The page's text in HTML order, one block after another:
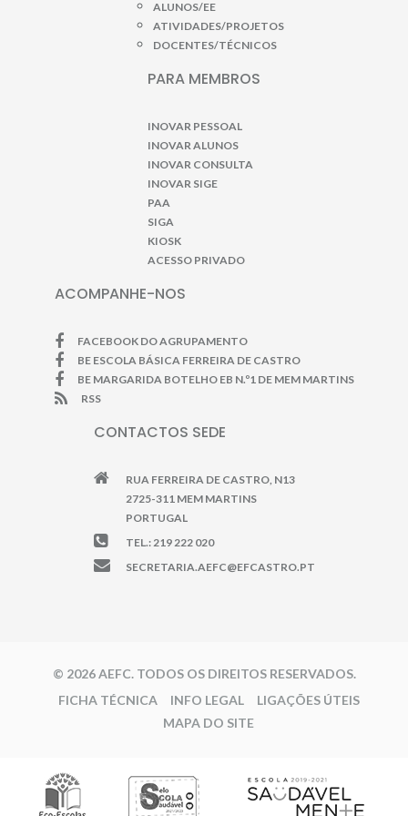
ALUNOS/EE
ATIVIDADES/PROJETOS
DOCENTES/TÉCNICOS
PARA MEMBROS
INOVAR PESSOAL
INOVAR ALUNOS
INOVAR CONSULTA
INOVAR SIGE
PAA
SIGA
KIOSK
ACESSO PRIVADO
ACOMPANHE-NOS
FACEBOOK DO AGRUPAMENTO
BE ESCOLA BÁSICA FERREIRA DE CASTRO
BE MARGARIDA BOTELHO EB N.º1 DE MEM MARTINS
RSS
CONTACTOS SEDE
RUA FERREIRA DE CASTRO, N13
2725-311 MEM MARTINS
PORTUGAL
TEL.: 219 222 020
SECRETARIA.AEFC@EFCASTRO.PT
© 2026 AEFC. TODOS OS DIREITOS RESERVADOS.
FICHA TÉCNICA
INFO LEGAL
LIGAÇÕES ÚTEIS
MAPA DO SITE